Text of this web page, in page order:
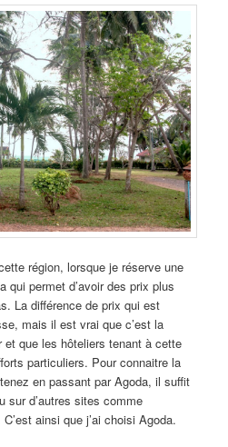
région, lorsque je réserve une
qui permet d’avoir des prix plus
La différence de prix qui est
mais il est vrai que c’est la
que les hôteliers tenant à cette
particuliers. Pour connaitre la
en passant par Agoda, il suffit
sur d’autres sites comme
ainsi que j’ai choisi Agoda.